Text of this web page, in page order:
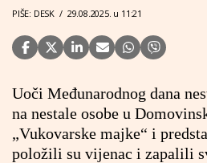
PIŠE: DESK / 29.08.2025. u 11:21
Uoči Međunarodnog dana
na nestale osobe u
„Vukovarske majke“ i
položili su vijenac i zapalili